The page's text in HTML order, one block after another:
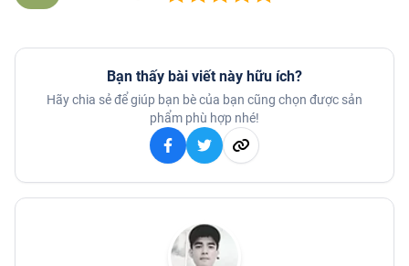
Bạn thấy bài viết này hữu ích?
Hãy chia sẻ để giúp bạn bè của bạn cũng chọn được sản
phẩm phù hợp nhé!